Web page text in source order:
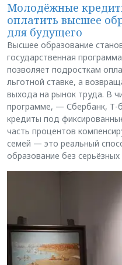
Молодёжные
оплатить высшее
для будущего
Высшее образование
государственная
позволяет подросткам
льготной ставке, а
выхода на рынок труда. В
программе, — Сбербанк,
кредиты под
часть процентов
семей — это реальный
образование без